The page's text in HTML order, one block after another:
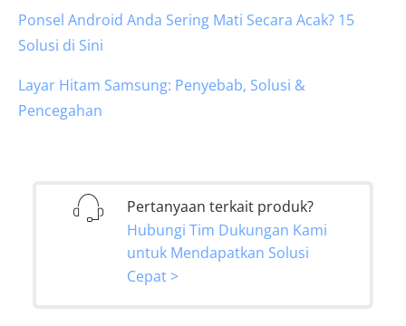
Ponsel Android Anda Sering Mati Secara Acak? 15
Solusi di Sini
Layar Hitam Samsung: Penyebab, Solusi &
Pencegahan
Pertanyaan terkait produk?
Hubungi Tim Dukungan Kami
untuk Mendapatkan Solusi
Cepat >